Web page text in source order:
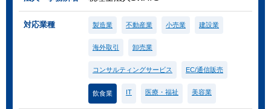
対応業種 製造業 不動産業 小売業 建設業
海外取引 卸売業
コンサルティングサービス EC/通信販売
飲食業 IT 医療・福祉 美容業